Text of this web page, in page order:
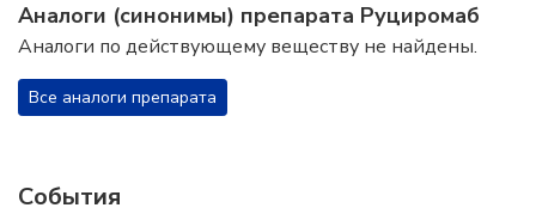
Аналоги (синонимы) препарата Руциромаб
Аналоги по действующему веществу не найдены.
Все аналоги препарата
События